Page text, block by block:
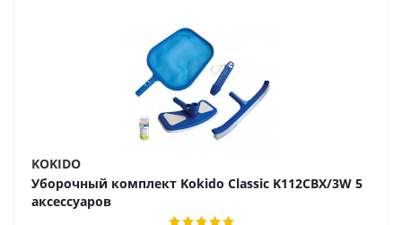
KOKIDO
Уборочный комплект Kokido Classic K112CBX/3W 5
аксессуаров